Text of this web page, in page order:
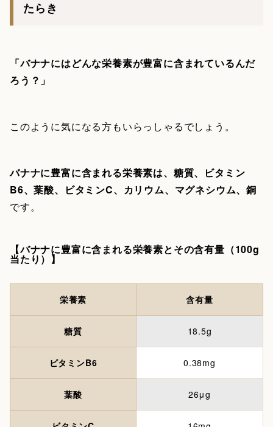
たらき
「バナナにはどんな栄養素が豊富に含まれているんだ
ろう？」
このように気になる方もいらっしゃるでしょう。
バナナに豊富に含まれる栄養素は、糖質、ビタミン
B6、葉酸、ビタミンC、カリウム、マグネシウム、銅
です。
【バナナに豊富に含まれる栄養素とその含有量（100g
当たり）】
栄養素 含有量
糖質 18.5g
ビタミンB6 0.38mg
葉酸 26μg